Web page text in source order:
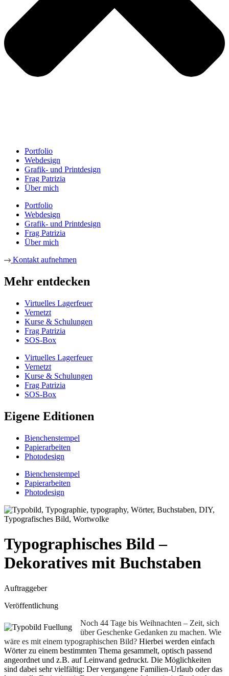
Portfolio
Webdesign
Grafik- und Printdesign
Frag Patrizia
Über mich
Portfolio
Webdesign
Grafik- und Printdesign
Frag Patrizia
Über mich
Kontakt aufnehmen
Mehr entdecken
Virtuelles Lagerfeuer
Vernetzt
Kurse & Schulungen
Frag Patrizia
SOS-Box
Virtuelles Lagerfeuer
Vernetzt
Kurse & Schulungen
Frag Patrizia
SOS-Box
Eigene Editionen
Bienchenstempel
Papierarbeiten
Photodesign
Bienchenstempel
Papierarbeiten
Photodesign
Typographisches Bild –
Dekoratives mit Buchstaben
Auftraggeber
Veröffentlichung
Noch 44 Tage bis Weihnachten – Zeit, sich
über Geschenke Gedanken zu machen. Wie
wäre es mit einem typographischen Bild? Hierbei werden einfach
Wörter zu einem bestimmten Thema gesammelt, optisch passend
angeordnet und z.B. auf Leinwand gedruckt. Die Möglichkeiten
sind dabei sehr vielfältig: Der vergangene Familien-Urlaub oder das